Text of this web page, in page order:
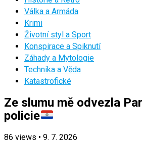
Válka a Armáda
Krimi
Životní styl a Sport
Konspirace a Spiknutí
Záhady a Mytologie
Technika a Věda
Katastrofické
Ze slumu mě odvezla
policie
86 views • 9. 7. 2026